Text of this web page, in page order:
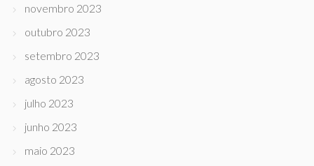
novembro 2023
outubro 2023
setembro 2023
agosto 2023
julho 2023
junho 2023
maio 2023